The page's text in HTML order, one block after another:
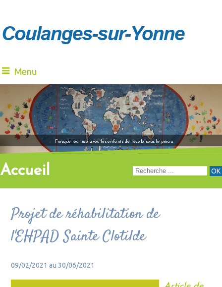
Menu
Fresque réalisée avec les enfants de l'école sous le préau
"Venez à notre
Accueil
Projet de réhabilitation de
l'EHPAD Sainte Clotilde
09/02/2021 au 30/06/2021